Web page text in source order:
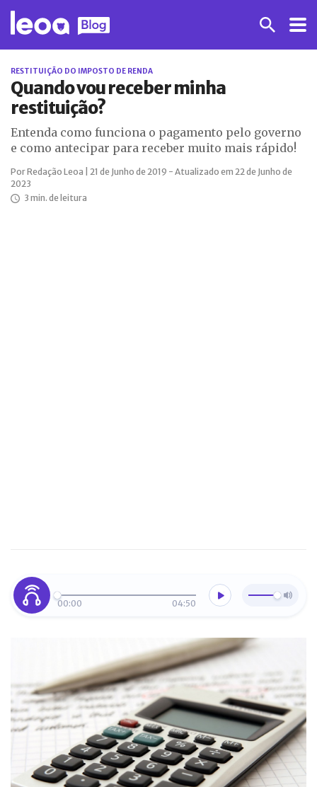
RESTITUIÇÃO DO IMPOSTO DE RENDA
Quando vou receber minha
restituição?
Entenda como funciona o pagamento pelo governo
e como antecipar para receber muito mais rápido!
Por Redação Leoa | 21 de Junho de 2019 - Atualizado em 22 de Junho de
2023
3 min. de leitura
00:00 04:50